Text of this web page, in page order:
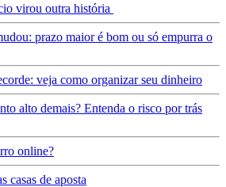
virou outra história
prazo maior é bom ou só empurra o
veja como organizar seu dinheiro
alto demais? Entenda o risco por trás
online?
casas de aposta